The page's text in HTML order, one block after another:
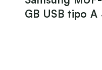
GB USB tipo A